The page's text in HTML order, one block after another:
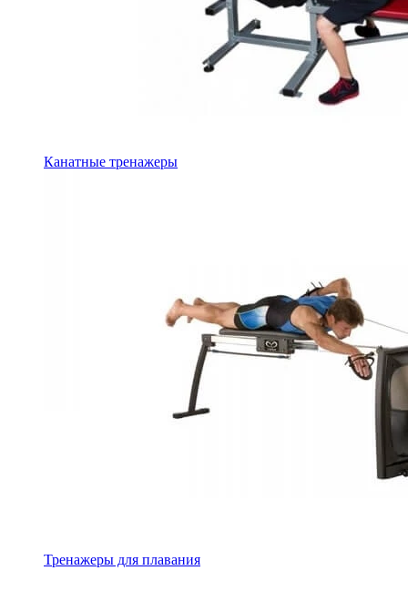
Канатные тренажеры
Тренажеры для плавания